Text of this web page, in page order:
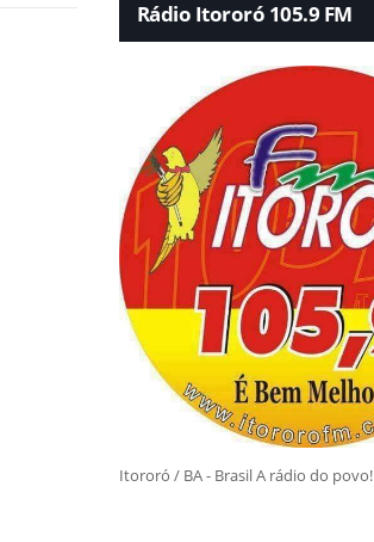
Rádio Itororó 105.9 FM
Itororó / BA - Brasil A rádio do povo!